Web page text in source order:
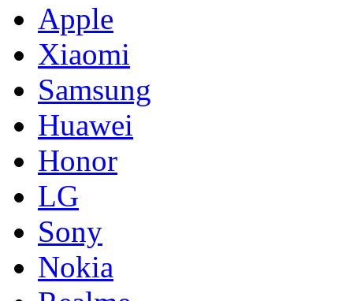
Apple
Xiaomi
Samsung
Huawei
Honor
LG
Sony
Nokia